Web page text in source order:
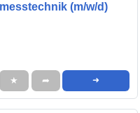
(m/w/d)
★ ➦ ➜